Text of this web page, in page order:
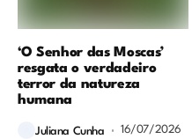
‘O Senhor das Moscas’
resgata o verdadeiro
terror da natureza
humana
Juliana Cunha 16/07/2026